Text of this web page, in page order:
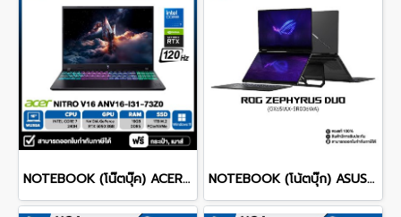
NOTEBOOK (โน๊ตบุ๊ค) ACER NITRO V 16 ANV16-I31-73Z0 16-inch WUXGA/CORE 7 240H/16GB/SSD 1TB/RTX 5060/WINDOWS 11 รับประกันซ่อมฟรีถึงบ้าน 3ปี NOTEBOOK (โน้ตบุ๊ก) ASUS ROG ZEPHYRUS DUO 16 GX651AX-SR006WA 16" 3K OLED 120Hz Touchscreen/ULTRA 9 386H/64GB/SSD 2TB/RTX 5090/WINDOWS 11+MS OFFICE รับประกันศูนย์ไทย 3ปี